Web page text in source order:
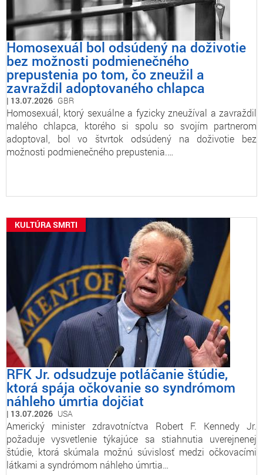
Homosexuál bol odsúdený na doživotie
bez možnosti podmienečného
prepustenia po tom, čo zneužil a
zavraždil adoptovaného chlapca
13.07.2026 GBR
Homosexuál, ktorý sexuálne a fyzicky zneužíval a zavraždil
malého chlapca, ktorého si spolu so svojím partnerom
adoptoval, bol vo štvrtok odsúdený na doživotie bez
možnosti podmienečného prepustenia.…
KULTÚRA SMRTI
RFK Jr. odsudzuje potláčanie štúdie,
ktorá spája očkovanie so syndrómom
náhleho úmrtia dojčiat
13.07.2026 USA
Americký minister zdravotníctva Robert F. Kennedy Jr.
požaduje vysvetlenie týkajúce sa stiahnutia uverejnenej
štúdie, ktorá skúmala možnú súvislosť medzi očkovacími
látkami a syndrómom náhleho úmrtia…